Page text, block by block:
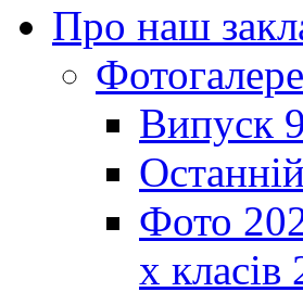
Про наш
Випуск
Фото
х класів